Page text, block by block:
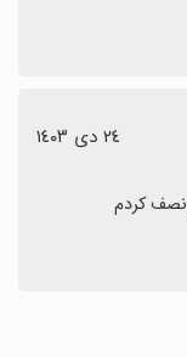
٢٤ دی ١٤٠٣
نصف کردم